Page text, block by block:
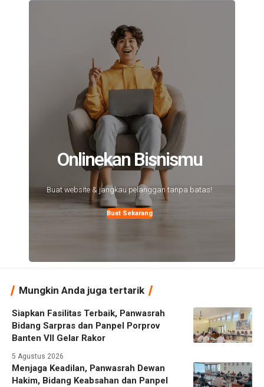
Onlinekan Bisnismu
Buat website & jangkau pelanggan tanpa batas!
Buat Sekarang
Mungkin Anda juga tertarik
Siapkan Fasilitas Terbaik, Panwasrah
Bidang Sarpras dan Panpel Porprov
Banten VII Gelar Rakor
5 Agustus 2026
Menjaga Keadilan, Panwasrah Dewan
Hakim, Bidang Keabsahan dan Panpel